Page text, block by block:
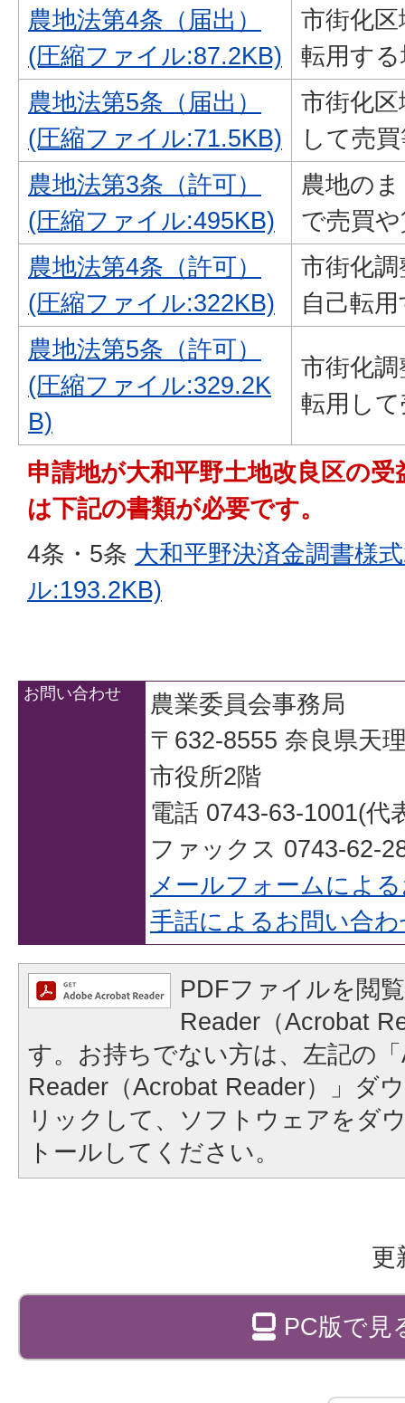
農地法第4条（届出）
(圧縮ファイル:87.2KB)
市街化
転用す
農地法第5条（届出）
(圧縮ファイル:71.5KB)
市街化
して売
農地法第3条（許可）
(圧縮ファイル:495KB)
農地の
で売買
農地法第4条（許可）
(圧縮ファイル:322KB)
市街化
自己転
農地法第5条（許可）
(圧縮ファイル:329.2K
B)
市街化
転用し
申請地が大和平野土地改良区の
は下記の書類が必要です。
4条・5条 大和平野決済金調書様
ル:193.2KB)
お問い合わせ
農業委員会事務局
〒632-8555 奈良県天
市役所2階
電話 0743-63-1001(代
ファックス 0743-62-
メールフォームによ
手話によるお問い合
PDFファイルを閲
Reader（Acrobat
す。お持ちでない方は、左記の
Reader（Acrobat Reader）」ダ
リックして、ソフトウェアをダ
トールしてください。
更
PC版で見